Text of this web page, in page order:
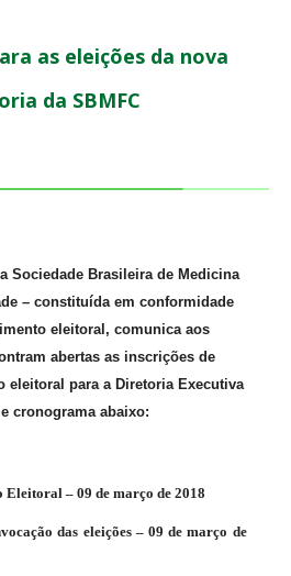
as eleições da nova
da SBMFC
Sociedade Brasileira de Medicina
– constituída em conformidade
eleitoral, comunica aos
abertas as inscrições de
eleitoral para a Diretoria Executiva
cronograma abaixo:
Eleitoral – 09 de março de 2018
das eleições – 09 de março de